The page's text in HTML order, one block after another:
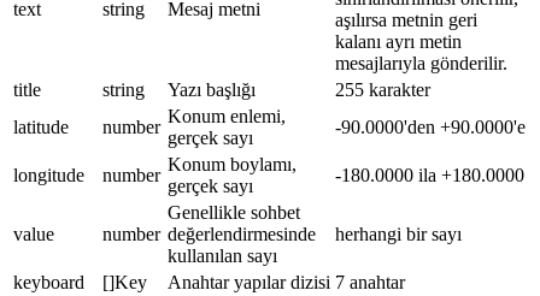
text string Mesaj metni
aşılırsa metnin geri
kalanı ayrı metin
mesajlarıyla gönderilir.
title
string Yazı başlığı
255 karakter
latitude
number
Konum enlemi,
gerçek sayı
-90.0000'den +90.0000'e
longitude number
Konum boylamı,
gerçek sayı
-180.0000 ila +180.0000
value number
Genellikle sohbet
değerlendirmesinde
kullanılan sayı
herhangi bir sayı
keyboard []Key Anahtar yapılar dizisi 7 anahtar